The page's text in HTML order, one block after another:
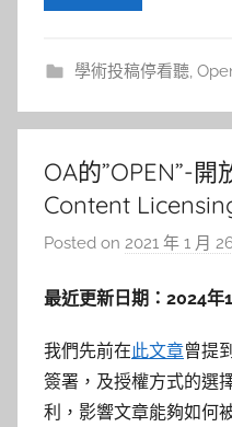
學術投稿停看聽,
OA的”OPEN”-開
Content
Posted on 2021 年 1 月
最近更新日期：2024年
我們先前在此文章曾提
簽署，及授權方式的選
利，影響文章能夠如何